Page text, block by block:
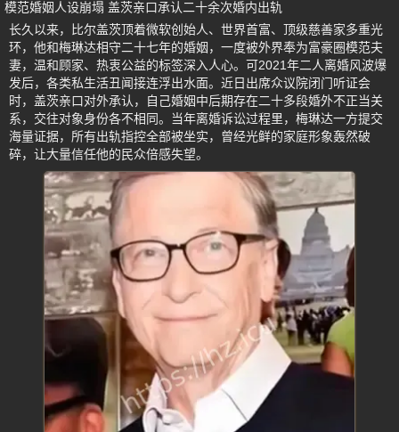
模范婚姻人设崩塌 盖茨亲口承认二十余次婚内出轨
长久以来，比尔盖茨顶着微软创始人、世界首富、顶级慈善家多重光
环，他和梅琳达相守二十七年的婚姻，一度被外界奉为富豪圈模范夫
妻，温和顾家、热衷公益的标签深入人心。可2021年二人离婚风波爆
发后，各类私生活丑闻接连浮出水面。近日出席众议院闭门听证会
时，盖茨亲口对外承认，自己婚姻中后期存在二十多段婚外不正当关
系，交往对象身份各不相同。当年离婚诉讼过程里，梅琳达一方提交
海量证据，所有出轨指控全部被坐实，曾经光鲜的家庭形象轰然破
碎，让大量信任他的民众倍感失望。